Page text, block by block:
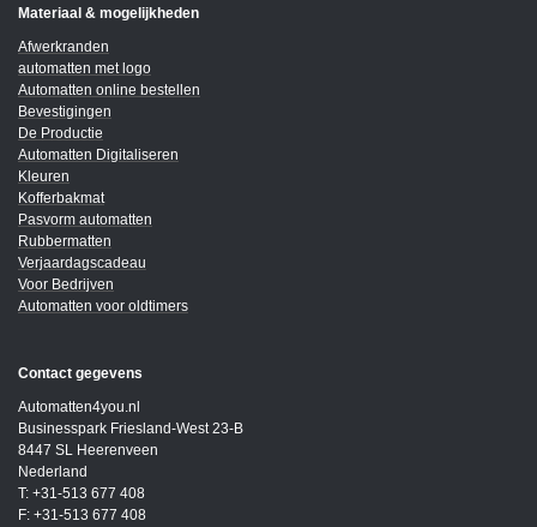
Materiaal & mogelijkheden
Afwerkranden
automatten met logo
Automatten online bestellen
Bevestigingen
De Productie
Automatten Digitaliseren
Kleuren
Kofferbakmat
Pasvorm automatten
Rubbermatten
Verjaardagscadeau
Voor Bedrijven
Automatten voor oldtimers
Contact gegevens
Automatten4you.nl
Businesspark Friesland-West 23-B
8447 SL Heerenveen
Nederland
T: +31-513 677 408
F: +31-513 677 408